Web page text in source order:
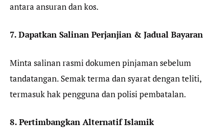
antara ansuran dan kos.
7. Dapatkan Salinan Perjanjian & Jadual Bayaran
Minta salinan rasmi dokumen pinjaman sebelum
tandatangan. Semak terma dan syarat dengan teliti,
termasuk hak pengguna dan polisi pembatalan.
8. Pertimbangkan Alternatif Islamik